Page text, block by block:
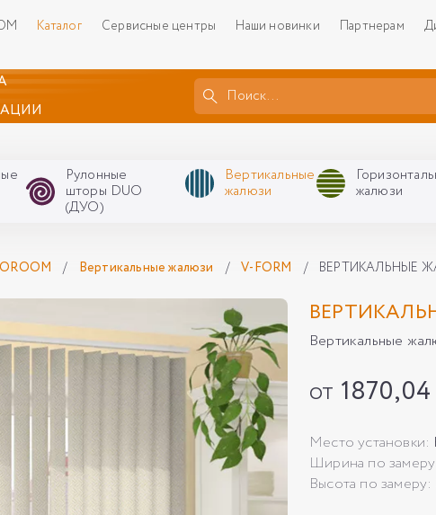
Каталог Сервисные центры Наши новинки Партнерам
Рулонные
шторы DUO
(ДУО)
Вертикальные
жалюзи
жалюзи
/ Вертикальные жалюзи / V-FORM / ВЕРТИКАЛЬНЫЕ
Вертикальные
от 1870,04
Место установки:
Ширина по
Высота по замеру: